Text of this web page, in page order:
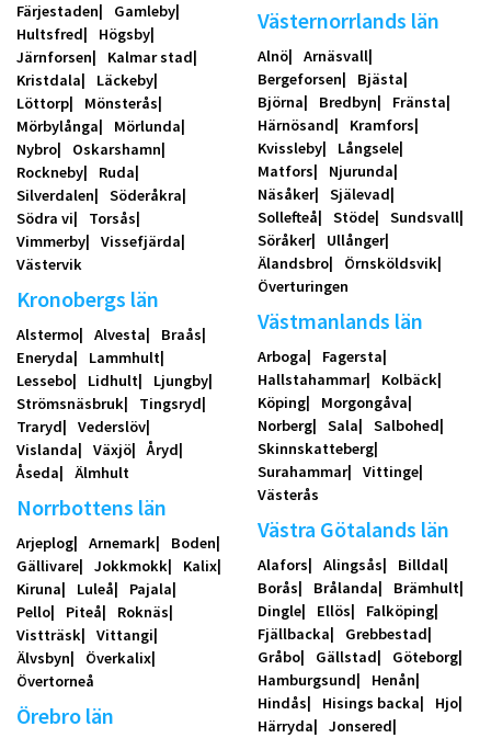
Färjestaden
Gamleby
Hultsfred
Högsby
Järnforsen
Kalmar stad
Kristdala
Läckeby
Löttorp
Mönsterås
Mörbylånga
Mörlunda
Nybro
Oskarshamn
Rockneby
Ruda
Silverdalen
Söderåkra
Södra vi
Torsås
Vimmerby
Vissefjärda
Västervik
Kronobergs län
Alstermo Alvesta
Braås
Eneryda
Lammhult
Lessebo
Lidhult
Ljungby
Strömsnäsbruk
Tingsryd
Traryd
Vederslöv
Vislanda
Växjö
Åryd
Åseda
Älmhult
Norrbottens län
Arjeplog Arnemark
Boden
Gällivare
Jokkmokk
Kalix
Kiruna
Luleå
Pajala
Pello
Piteå
Roknäs
Vistträsk
Vittangi
Älvsbyn
Överkalix
Övertorneå
Örebro län
Västernorrlands län
Alnö
Arnäsvall
Bergeforsen
Bjästa
Björna
Bredbyn
Fränsta
Härnösand
Kramfors
Kvissleby
Långsele
Matfors
Njurunda
Näsåker
Själevad
Sollefteå
Stöde
Sundsvall
Söråker
Ullånger
Älandsbro
Örnsköldsvik
Överturingen
Västmanlands län
Arboga
Fagersta
Hallstahammar
Kolbäck
Köping
Morgongåva
Norberg
Sala
Salbohed
Skinnskatteberg
Surahammar
Vittinge
Västerås
Västra Götalands län
Alafors Alingsås
Billdal
Borås
Brålanda
Brämhult
Dingle
Ellös
Falköping
Fjällbacka
Grebbestad
Gråbo
Gällstad
Göteborg
Hamburgsund
Henån
Hindås
Hisings backa
Hjo
Härryda
Jonsered